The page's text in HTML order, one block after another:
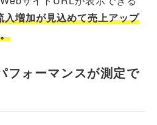
入増加が見込めて売上アップ
フォーマンスが測定で